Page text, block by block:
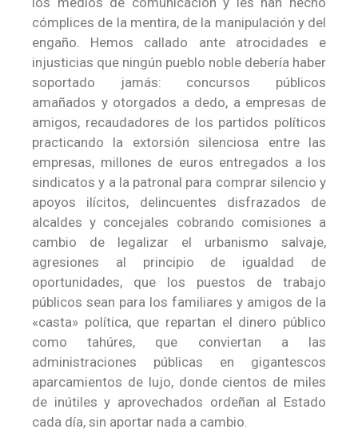
cómplices de la mentira, de la manipulación y del
engaño. Hemos callado ante atrocidades e
injusticias que ningún pueblo noble debería haber
soportado jamás: concursos públicos
amañados y otorgados a dedo, a empresas de
amigos, recaudadores de los partidos políticos
practicando la extorsión silenciosa entre las
empresas, millones de euros entregados a los
sindicatos y a la patronal para comprar silencio y
apoyos ilícitos, delincuentes disfrazados de
alcaldes y concejales cobrando comisiones a
cambio de legalizar el urbanismo salvaje,
agresiones al principio de igualdad de
oportunidades, que los puestos de trabajo
públicos sean para los familiares y amigos de la
«casta» política, que repartan el dinero público
como tahúres, que conviertan a las
administraciones públicas en gigantescos
aparcamientos de lujo, donde cientos de miles
de inútiles y aprovechados ordeñan al Estado
cada día, sin aportar nada a cambio.